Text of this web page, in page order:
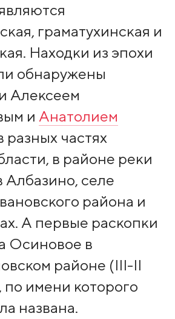
граматухинская и
Находки из эпохи
обнаружены
Алексеем
и Анатолием
разных частях
в районе реки
Албазино, селе
района и
А первые раскопки
Осиновое в
районе (III-II
по имени которого
названа.